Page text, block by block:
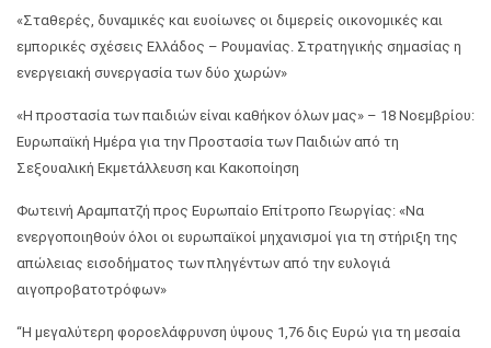
«Σταθερές, δυναμικές και ευοίωνες οι διμερείς οικονομικές και
εμπορικές σχέσεις Ελλάδος – Ρουμανίας. Στρατηγικής σημασίας η
ενεργειακή συνεργασία των δύο χωρών»
«Η προστασία των παιδιών είναι καθήκον όλων μας» – 18 Νοεμβρίου:
Ευρωπαϊκή Ημέρα για την Προστασία των Παιδιών από τη
Σεξουαλική Εκμετάλλευση και Κακοποίηση
Φωτεινή Αραμπατζή προς Ευρωπαίο Επίτροπο Γεωργίας: «Να
ενεργοποιηθούν όλοι οι ευρωπαϊκοί μηχανισμοί για τη στήριξη της
απώλειας εισοδήματος των πληγέντων από την ευλογιά
αιγοπροβατοτρόφων»
“Η μεγαλύτερη φοροελάφρυνση ύψους 1,76 δις Ευρώ για τη μεσαία